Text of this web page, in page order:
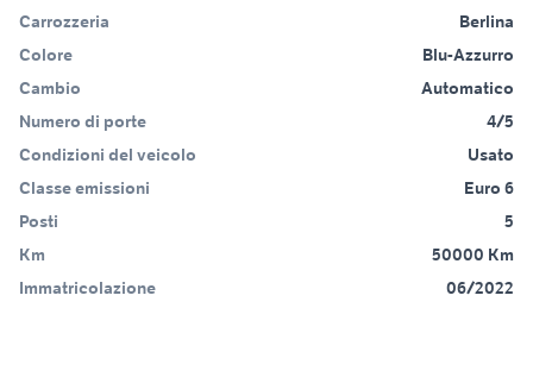
Carrozzeria
Berlina
Colore
Blu-Azzurro
Cambio
Automatico
Numero di porte
4/5
Condizioni del veicolo
Usato
Classe emissioni
Euro 6
Posti
5
Km
50000 Km
Immatricolazione
06/2022